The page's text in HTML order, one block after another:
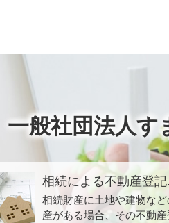
一般社団法人す
相続による不動産登記
相続財産に土地や建物など
産がある場合、その不動